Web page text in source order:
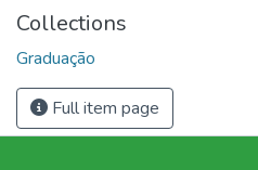
Collections
Graduação
Full item page